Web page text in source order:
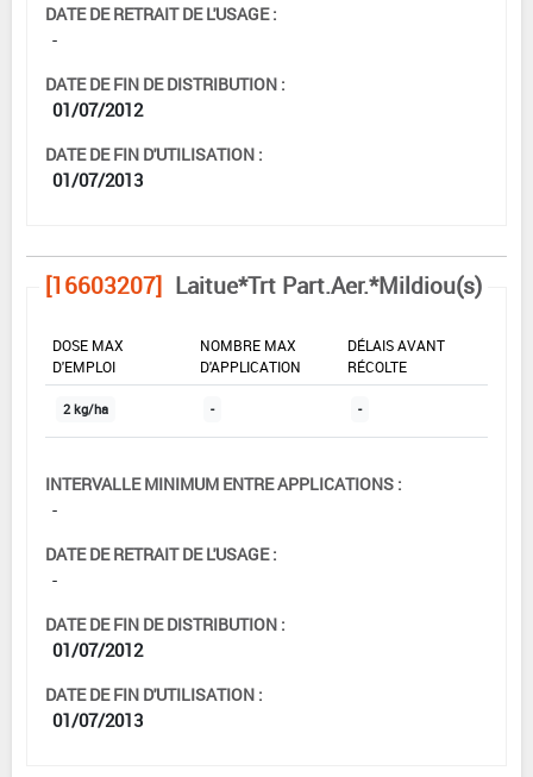
DATE DE RETRAIT DE L'USAGE :
-
DATE DE FIN DE DISTRIBUTION :
01/07/2012
DATE DE FIN D'UTILISATION :
01/07/2013
[16603207] Laitue*Trt Part.Aer.*Mildiou(s)
DOSE MAX
D'EMPLOI
NOMBRE MAX
D'APPLICATION
DÉLAIS AVANT
RÉCOLTE
2 kg/ha - -
INTERVALLE MINIMUM ENTRE APPLICATIONS :
-
DATE DE RETRAIT DE L'USAGE :
-
DATE DE FIN DE DISTRIBUTION :
01/07/2012
DATE DE FIN D'UTILISATION :
01/07/2013